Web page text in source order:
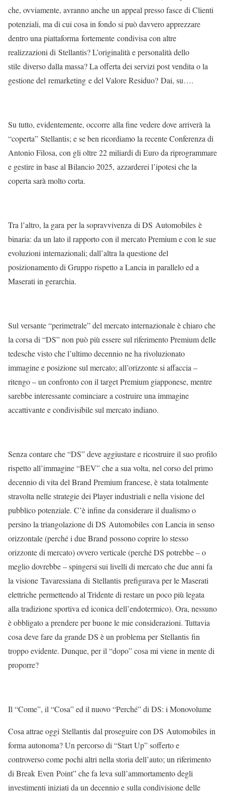
che, ovviamente, avranno anche un appeal presso fasce di Clienti
potenziali, ma di cui cosa in fondo si può davvero apprezzare
dentro una piattaforma fortemente condivisa con altre
realizzazioni di Stellantis? L’originalità e personalità dello
stile diverso dalla massa? La offerta dei servizi post vendita o la
gestione del remarketing e del Valore Residuo? Dai, su….
Su tutto, evidentemente, occorre alla fine vedere dove arriverà la
“coperta” Stellantis; e se ben ricordiamo la recente Conferenza di
Antonio Filosa, con gli oltre 22 miliardi di Euro da riprogrammare
e gestire in base al Bilancio 2025, azzarderei l’ipotesi che la
coperta sarà molto corta.
Tra l’altro, la gara per la sopravvivenza di DS Automobiles è
binaria: da un lato il rapporto con il mercato Premium e con le sue
evoluzioni internazionali; dall’altra la questione del
posizionamento di Gruppo rispetto a Lancia in parallelo ed a
Maserati in gerarchia.
Sul versante “perimetrale” del mercato internazionale è chiaro che
la corsa di “DS” non può più essere sul riferimento Premium delle
tedesche visto che l’ultimo decennio ne ha rivoluzionato
immagine e posizione sul mercato; all’orizzonte si affaccia –
ritengo – un confronto con il target Premium giapponese, mentre
sarebbe interessante cominciare a costruire una immagine
accattivante e condivisibile sul mercato indiano.
Senza contare che “DS” deve aggiustare e ricostruire il suo profilo
rispetto all’immagine “BEV” che a sua volta, nel corso del primo
decennio di vita del Brand Premium francese, è stata totalmente
stravolta nelle strategie dei Player industriali e nella visione del
pubblico potenziale. C’è infine da considerare il dualismo o
persino la triangolazione di DS Automobiles con Lancia in senso
orizzontale (perché i due Brand possono coprire lo stesso
orizzonte di mercato) ovvero verticale (perché DS potrebbe – o
meglio dovrebbe – spingersi sui livelli di mercato che due anni fa
la visione Tavaressiana di Stellantis prefigurava per le Maserati
elettriche permettendo al Tridente di restare un poco più legata
alla tradizione sportiva ed iconica dell’endotermico). Ora, nessuno
è obbligato a prendere per buone le mie considerazioni. Tuttavia
cosa deve fare da grande DS è un problema per Stellantis fin
troppo evidente. Dunque, per il “dopo” cosa mi viene in mente di
proporre?
Il “Come”, il “Cosa” ed il nuovo “Perché” di DS: i Monovolume
Cosa attrae oggi Stellantis dal proseguire con DS Automobiles in
forma autonoma? Un percorso di “Start Up” sofferto e
controverso come pochi altri nella storia dell’auto; un riferimento
di Break Even Point” che fa leva sull’ammortamento degli
investimenti iniziati da un decennio e sulla condivisione delle